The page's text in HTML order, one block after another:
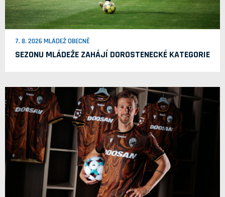
7. 8. 2026 MLÁDEŽ OBECNĚ
SEZONU MLÁDEŽE ZAHÁJÍ DOROSTENECKÉ KATEGORIE